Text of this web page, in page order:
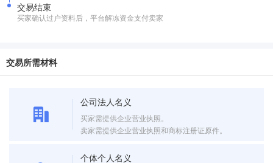
交易结束
买家确认过户资料后，平台解冻资金支付卖家
交易所需材料
公司法人名义
买家需提供企业营业执照。
卖家需提供企业营业执照和商标注册证原件。
个体个人名义